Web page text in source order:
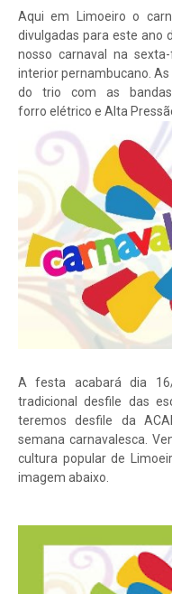
Aqui em Limoeiro o
divulgadas para este ano
nosso carnaval na
interior pernambucano.
do trio com as
forro elétrico e Alta
A festa acabará dia
tradicional desfile das
teremos desfile da
semana carnavalesca.
cultura popular de
imagem abaixo.